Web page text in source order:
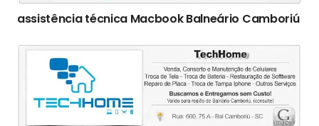
assistência técnica Macbook Balneário Camboriú